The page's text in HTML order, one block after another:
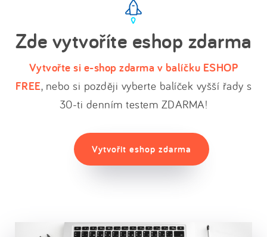
Zde vytvoříte eshop zdarma
Vytvořte si e-shop zdarma v balíčku ESHOP
FREE, nebo si později vyberte balíček vyšší řady s
30-ti denním testem ZDARMA!
Vytvořit eshop zdarma